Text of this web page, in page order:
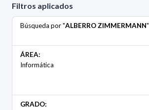
Filtros aplicados
Búsqueda por "ALBERRO ZIMMERMANN"
ÁREA:
Informática
GRADO: